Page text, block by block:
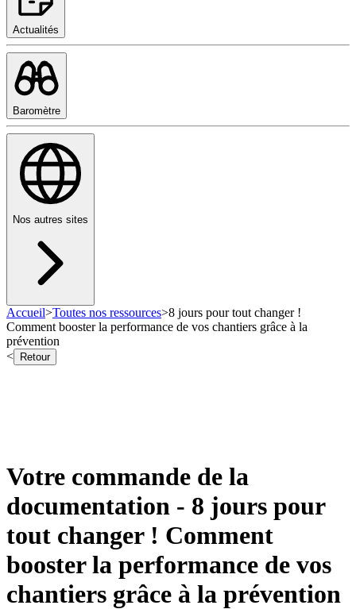
Actualités
Baromètre
Nos autres sites
Accueil>Toutes nos ressources>8 jours pour tout changer !
Comment booster la performance de vos chantiers grâce à la
prévention
<
Retour
Votre commande de la
documentation - 8 jours pour
tout changer ! Comment
booster la performance de vos
chantiers grâce à la prévention